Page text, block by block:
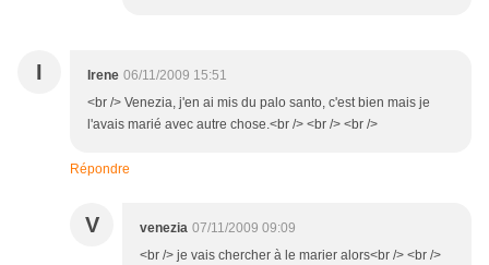
I Irene 06/11/2009 15:51
<br /> Venezia, j'en ai mis du palo santo, c'est bien mais je
l'avais marié avec autre chose.<br /> <br /> <br />
Répondre
V venezia 07/11/2009 09:09
<br /> je vais chercher à le marier alors<br /> <br />